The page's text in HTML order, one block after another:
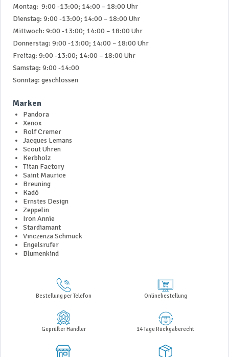
Montag: 9:00 -13:00; 14:00 – 18:00 Uhr
Dienstag: 9:00 -13:00; 14:00 – 18:00 Uhr
Mittwoch: 9:00 -13:00; 14:00 – 18:00 Uhr
Donnerstag: 9:00 -13:00; 14:00 – 18:00 Uhr
Freitag: 9:00 -13:00; 14:00 – 18:00 Uhr
Samstag: 9:00 -14:00
Sonntag: geschlossen
Marken
Pandora
Xenox
Rolf Cremer
Jacques Lemans
Scout Uhren
Kerbholz
Titan Factory
Saint Maurice
Breuning
Kadó
Ernstes Design
Zeppelin
Iron Annie
Stardiamant
Vinczenza Schmuck
Engelsrufer
Blumenkind
Bestellung per Telefon Onlinebestellung
Geprüfter Händler 14 Tage Rückgaberecht